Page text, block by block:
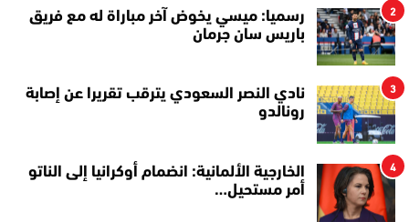
2
رسميا: ميسي يخوض آخر مباراة له مع فريق
باريس سان جرمان
3
نادي النصر السعودي يترقب تقريرا عن إصابة
رونالدو
4
الخارجية الألمانية: انضمام أوكرانيا إلى الناتو
أمر مستحيل…